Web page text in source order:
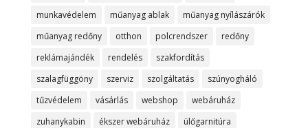
munkavédelem
műanyag ablak
műanyag nyílászárók
műanyag redőny
otthon polcrendszer
redőny
reklámajándék
rendelés
szakfordítás
szalagfüggöny
szerviz szolgáltatás
szúnyogháló
tűzvédelem
vásárlás webshop
webáruház
zuhanykabin
ékszer webáruház ülőgarnitúra